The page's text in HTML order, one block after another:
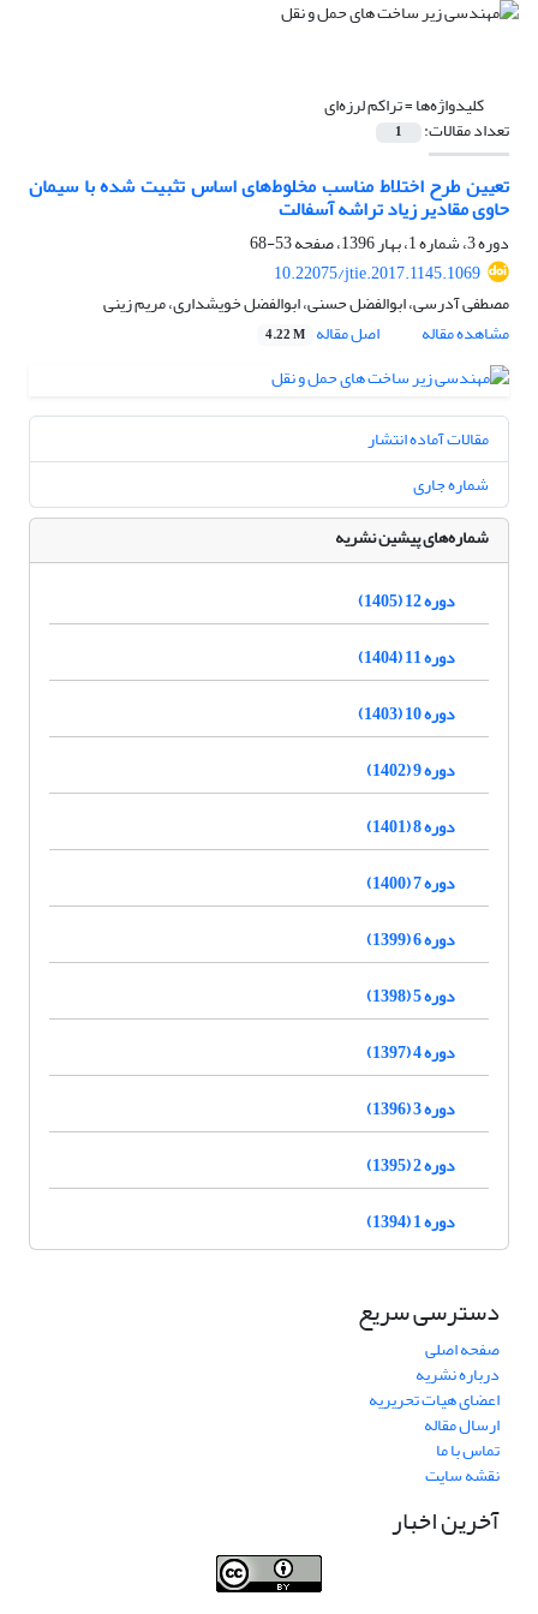
کلیدواژه‌ها =تراکم لرزه‌ای
تعداد مقالات: 1
تعیین طرح اختلاط مناسب مخلوط‌های اساس تثبیت شده با سیمان
حاوی مقادیر زیاد تراشه آسفالت
دوره 3، شماره 1، بهار 1396، صفحه
53-68
10.22075/jtie.2017.1145.1069
مصطفی آدرسی، ابوالفضل حسنی، ابوالفضل خویشداری، مریم زینی
مشاهده مقاله
اصل مقاله 4.22 M
مقالات آماده انتشار
شماره جاری
شماره‌های پیشین نشریه
دوره 12 (1405)
دوره 11 (1404)
دوره 10 (1403)
دوره 9 (1402)
دوره 8 (1401)
دوره 7 (1400)
دوره 6 (1399)
دوره 5 (1398)
دوره 4 (1397)
دوره 3 (1396)
دوره 2 (1395)
دوره 1 (1394)
دسترسی سریع
صفحه اصلی
درباره نشریه
اعضای هیات تحریریه
ارسال مقاله
تماس با ما
نقشه سایت
آخرین اخبار